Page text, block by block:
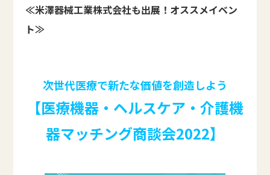
≪米澤器械工業株式会社も出展！オススメイベン
ト≫
次世代医療で新たな価値を創造しよう
【医療機器・ヘルスケア・介護機
器マッチング商談会2022】